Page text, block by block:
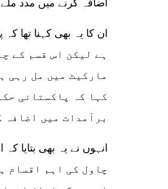
اضافہ کرنے میں مدد
ہے لیکن اس قسم کے
مارکیٹ میں مل رہی
کہا کہ پاکستانی
برآمدات میں
چاول کی اہم اقسام